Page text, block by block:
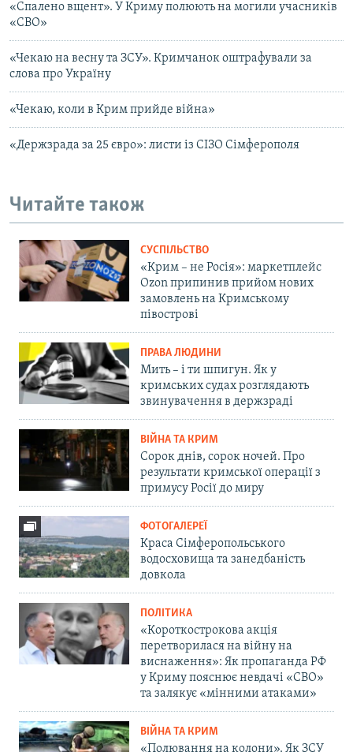
«Спалено вщент». У Криму полюють на могили учасників
«СВО»
«Чекаю на весну та ЗСУ». Кримчанок оштрафували за
слова про Україну
«Чекаю, коли в Крим прийде війна»
«Держзрада за 25 євро»: листи із СІЗО Сімферополя
Читайте також
СУСПІЛЬСТВО
«Крим – не Росія»: маркетплейс
Ozon припинив прийом нових
замовлень на Кримському
півострові
ПРАВА ЛЮДИНИ
Мить – і ти шпигун. Як у
кримських судах розглядають
звинувачення в держзраді
ВІЙНА ТА КРИМ
Сорок днів, сорок ночей. Про
результати кримської операції з
примусу Росії до миру
ФОТОГАЛЕРЕЇ
Краса Сімферопольського
водосховища та занедбаність
довкола
ПОЛІТИКА
«Короткострокова акція
перетворилася на війну на
виснаження»: Як пропаганда РФ
у Криму пояснює невдачі «СВО»
та залякує «мінними атаками»
ВІЙНА ТА КРИМ
«Полювання на колони». Як ЗСУ